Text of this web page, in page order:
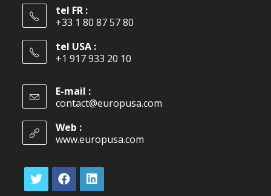
tel FR :
+33 1 80 87 57 80
tel USA :
+1 917 933 20 10
E-mail :
contact@europusa.com
Web :
www.europusa.com